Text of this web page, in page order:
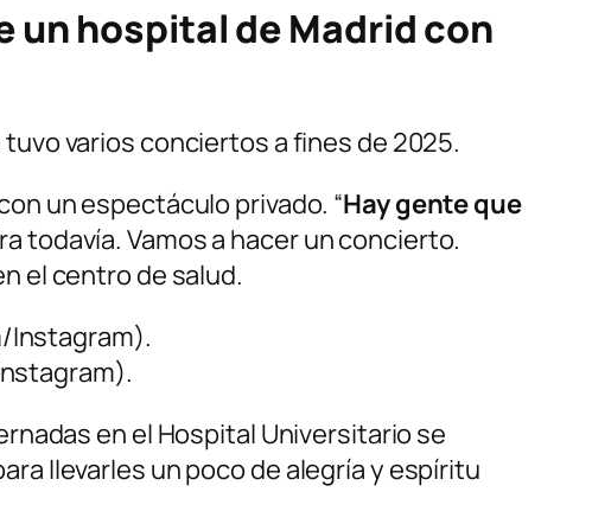
un hospital de Madrid con
tuvo varios conciertos a fines de 2025.
un espectáculo privado. “Hay gente que
todavía. Vamos a hacer un concierto.
el centro de salud.
en el Hospital Universitario se
llevarles un poco de alegría y espíritu